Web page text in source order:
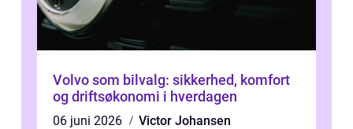
Volvo som bilvalg: sikkerhed, komfort
og driftsøkonomi i hverdagen
06 juni 2026
Victor Johansen